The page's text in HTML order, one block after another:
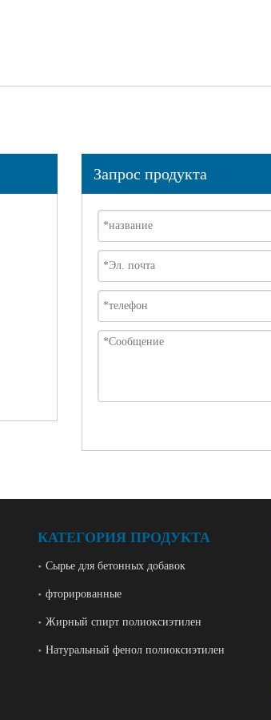
Запрос продукта
КАТЕГОРИЯ ПРОДУКТА
Сырье для бетонных добавок
фторированные
Жирный спирт полиоксиэтилен
Натуральный фенол полиоксиэтилен